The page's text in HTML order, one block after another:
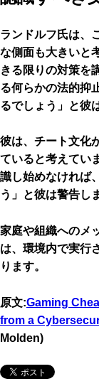
ランドルフ氏は、
な側面も大きいと
きる限りの対策を
る何らかの法的抑
るでしょう」と彼
彼は、チート文化
ていると考えてい
識し始めなければ
う」と彼は警告し
家庭や組織へのメ
は、環境内で実行
ります。
原文:Gaming
from a
Molden)